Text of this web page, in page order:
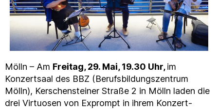
Mölln – Am Freitag, 29. Mai, 19.30 Uhr,im
Konzertsaal des BBZ (Berufsbildungszentrum
Mölln), Kerschensteiner Straße 2 in Mölln laden die
drei Virtuosen von Exprompt in ihrem Konzert-